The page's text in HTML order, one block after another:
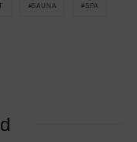
SAUNA SPA